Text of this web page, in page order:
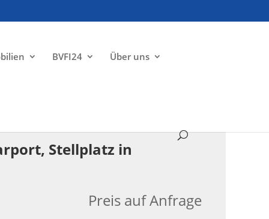
BVFI24 Über uns
Stellplatz in
Preis auf Anfrage